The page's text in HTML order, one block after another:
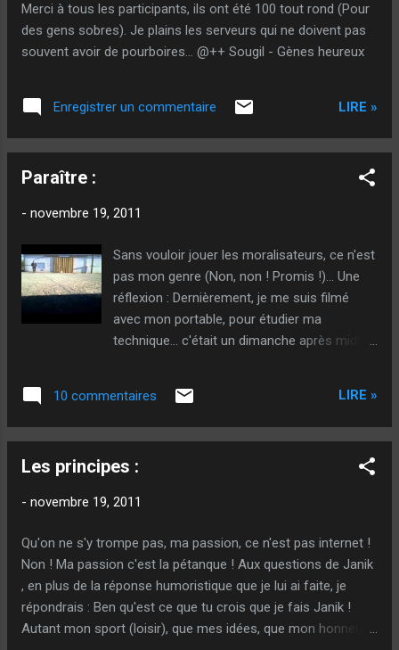
Merci à tous les participants, ils ont été 100 tout rond (Pour
des gens sobres). Je plains les serveurs qui ne doivent pas
souvent avoir de pourboires... @++ Sougil - Gènes heureux
Enregistrer un commentaire LIRE »
Paraître :
- novembre 19, 2011
Sans vouloir jouer les moralisateurs, ce n'est
pas mon genre (Non, non ! Promis !)... Une
réflexion : Dernièrement, je me suis filmé
avec mon portable, pour étudier ma
technique... c'était un dimanche après midi,
forme... Je tapais à peine une sur deux... Et
pourtant, ce montage vidéo est un peu à
le paraître est plus important que l'être.
tout... @++ Sougil - Truie coeur
10 commentaires LIRE »
Les principes :
- novembre 19, 2011
Qu'on ne s'y trompe pas, ma passion, ce n'est pas internet !
Non ! Ma passion c'est la pétanque ! Aux questions de Janik
, en plus de la réponse humoristique que je lui ai faite, je
répondrais : Ben qu'est ce que tu crois que je fais Janik !
Autant mon sport (loisir), que mes idées, que mon honneur,